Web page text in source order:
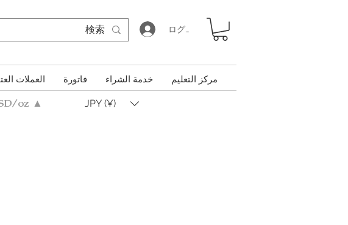
ログイン
العملات فاتورة خدمة الشراء مركز التعليم
oz ▲ JPY (¥)